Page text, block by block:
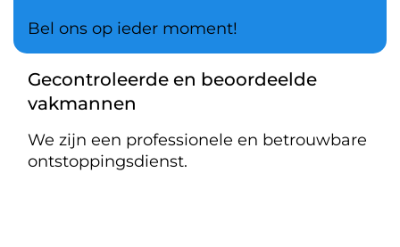
Bel ons op ieder moment!
Gecontroleerde en beoordeelde
vakmannen
We zijn een professionele en betrouwbare
ontstoppingsdienst.